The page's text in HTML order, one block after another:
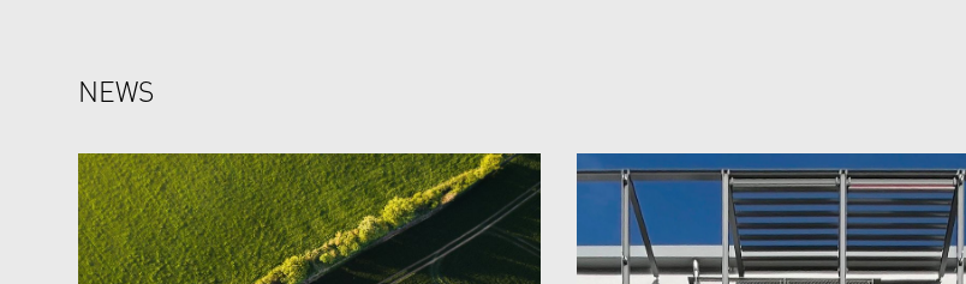
NEWS